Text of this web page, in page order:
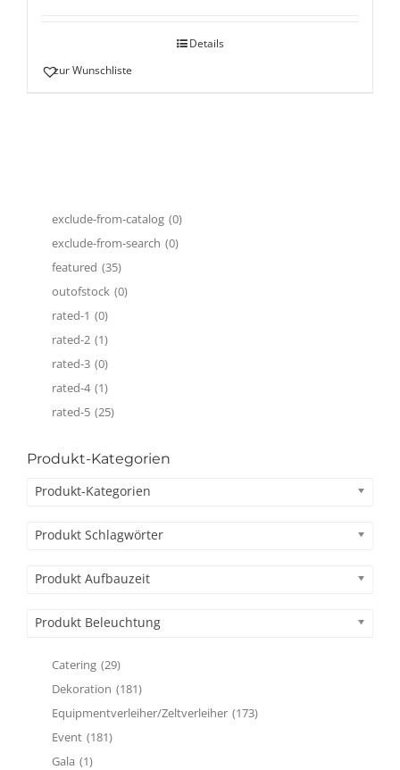
Details
zur Wunschliste
exclude-from-catalog (0)
exclude-from-search (0)
featured (35)
outofstock (0)
rated-1 (0)
rated-2 (1)
rated-3 (0)
rated-4 (1)
rated-5 (25)
Produkt-Kategorien
Produkt-Kategorien
Produkt Schlagwörter
Produkt Aufbauzeit
Produkt Beleuchtung
Catering (29)
Dekoration (181)
Equipmentverleiher/Zeltverleiher (173)
Event (181)
Gala (1)